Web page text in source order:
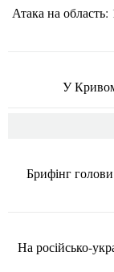
Атака на
У
Брифінг
На російсько-